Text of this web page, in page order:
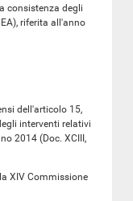
consistenza degli
riferita all'anno
dell'articolo 15,
interventi relativi
2014 (Doc. XCIII,
XIV Commissione